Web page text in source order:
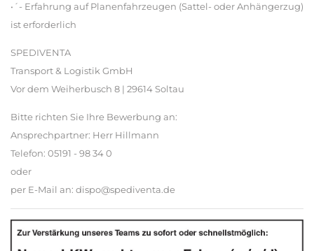
•´- Erfahrung auf Planenfahrzeugen (Sattel- oder Anhängerzug)
ist erforderlich
SPEDIVENTA
Transport & Logistik GmbH
Vor dem Weiherbusch 8 | 29614 Soltau
Bitte richten Sie Ihre Bewerbung an:
Ansprechpartner: Herr Hillmann
Telefon: 05191 - 98 34 0
oder
per E-Mail an: dispo@spediventa.de